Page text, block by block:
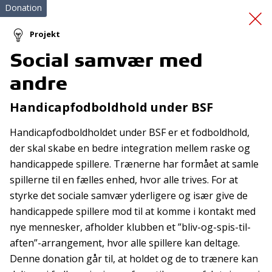
Indkøb af Paro
Donation
Projekt
Social samvær med
andre
Handicapfodboldhold under BSF
Handicapfodboldholdet under BSF er et fodboldhold,
der skal skabe en bedre integration mellem raske og
handicappede spillere. Trænerne har formået at samle
spillerne til en fælles enhed, hvor alle trives. For at
styrke det sociale samvær yderligere og især give de
handicappede spillere mod til at komme i kontakt med
nye mennesker, afholder klubben et ”bliv-og-spis-til-
aften”-arrangement, hvor alle spillere kan deltage.
Denne donation går til, at holdet og de to trænere kan
Tilmeld nyhedsbrev
De seneste nyheder om TrygFondens og TryghedsGruppens
aktiviteter direkte i din indbakke.
Tilmeld